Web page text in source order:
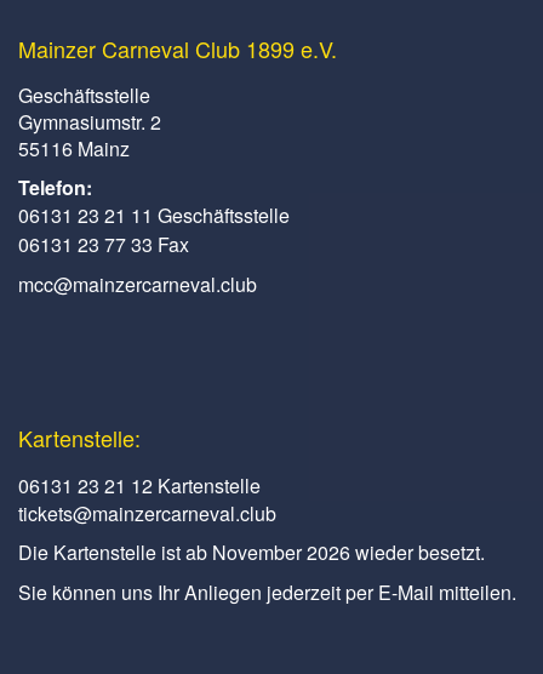
Mainzer Carneval Club 1899 e.V.
Geschäftsstelle
Gymnasiumstr. 2
55116 Mainz
Telefon:
06131 23 21 11 Geschäftsstelle
06131 23 77 33 Fax
mcc@mainzercarneval.club
Kartenstelle:
06131 23 21 12 Kartenstelle
tickets@mainzercarneval.club
Die Kartenstelle ist ab November 2026 wieder besetzt.
Sie können uns Ihr Anliegen jederzeit per E-Mail mitteilen.